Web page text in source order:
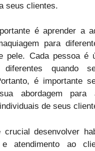
seus clientes.
é aprender a
para
pele. Cada pessoa é
diferentes quando
é importante
abordagem para
de seus
desenvolver
e atendimento ao